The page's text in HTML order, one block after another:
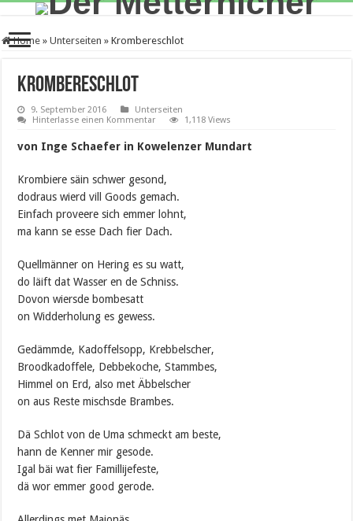
Home » Unterseiten » Krombereschlot
Krombereschlot
9. September 2016
Unterseiten
Hinterlasse einen Kommentar
1,118 Views
von Inge Schaefer in Kowelenzer Mundart
Krombiere säin schwer gesond,
dodraus wierd vill Goods gemach.
Einfach proveere sich emmer lohnt,
ma kann se esse Dach fier Dach.
Quellmänner on Hering es su watt,
do läift dat Wasser en de Schniss.
Dovon wiersde bombesatt
on Widderholung es gewess.
Gedämmde, Kadoffelsopp, Krebbelscher,
Broodkadoffele, Debbekoche, Stammbes,
Himmel on Erd, also met Äbbelscher
on aus Reste mischsde Brambes.
Dä Schlot von de Uma schmeckt am beste,
hann de Kenner mir gesode.
Igal bäi wat fier Famillijefeste,
dä wor emmer good gerode.